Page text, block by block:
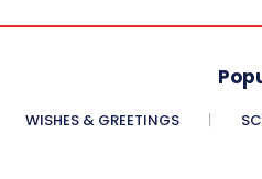
WISHES & GREETINGS